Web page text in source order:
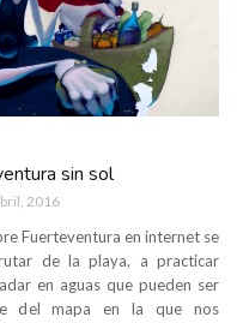
sin sol
2016
Fuerteventura en internet se
de la playa, a practicar
en aguas que pueden ser
del mapa en la que nos